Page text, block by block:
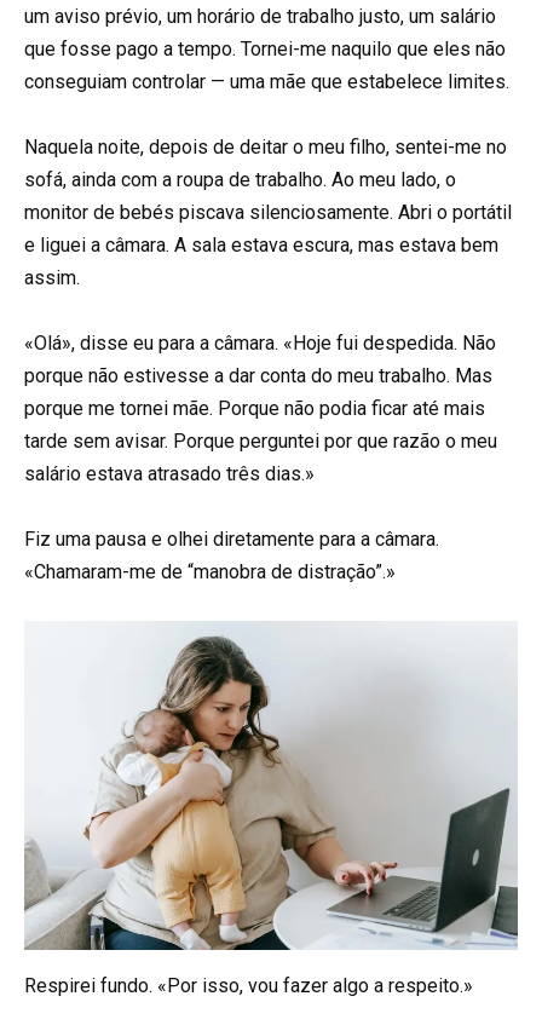
um aviso prévio, um horário de trabalho justo, um salário
que fosse pago a tempo. Tornei-me naquilo que eles não
conseguiam controlar — uma mãe que estabelece limites.
Naquela noite, depois de deitar o meu filho, sentei-me no
sofá, ainda com a roupa de trabalho. Ao meu lado, o
monitor de bebés piscava silenciosamente. Abri o portátil
e liguei a câmara. A sala estava escura, mas estava bem
assim.
«Olá», disse eu para a câmara. «Hoje fui despedida. Não
porque não estivesse a dar conta do meu trabalho. Mas
porque me tornei mãe. Porque não podia ficar até mais
tarde sem avisar. Porque perguntei por que razão o meu
salário estava atrasado três dias.»
Fiz uma pausa e olhei diretamente para a câmara.
«Chamaram-me de “manobra de distração”.»
Respirei fundo. «Por isso, vou fazer algo a respeito.»